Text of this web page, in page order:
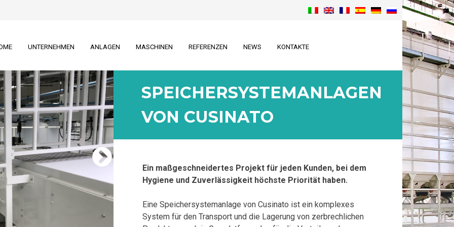
UNTERNEHMEN ANLAGEN MASCHINEN REFERENZEN NEWS KONTAKTE
SPEICHERSYSTEMANLAGEN
VON CUSINATO
Ein maßgeschneidertes Projekt für jeden Kunden, bei dem
Hygiene und Zuverlässigkeit höchste Priorität haben.
Eine Speichersystemanlage von Cusinato ist ein komplexes
System für den Transport und die Lagerung von zerbrechlichen